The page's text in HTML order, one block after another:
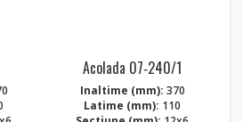
Acolada 07‑240/1
Inaltime (mm): 370
Latime (mm): 110